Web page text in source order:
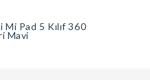
Pad 5 Kılıf 360
Mavi